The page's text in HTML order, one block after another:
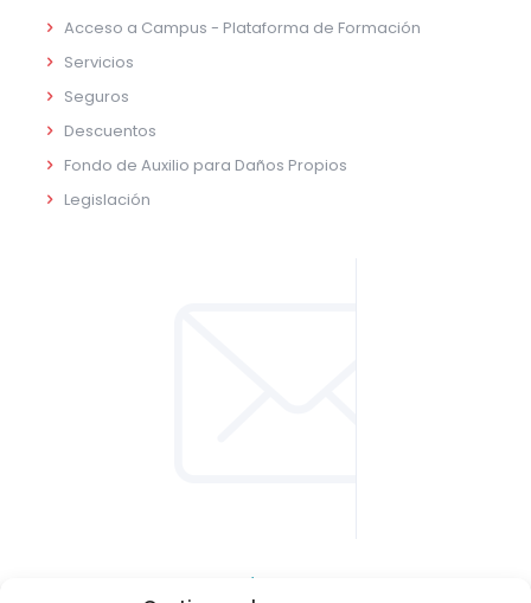
Acceso a Campus - Plataforma de Formación
Servicios
Seguros
Descuentos
Fondo de Auxilio para Daños Propios
Legislación
CONTACTO Y LOCALIZACIÓN